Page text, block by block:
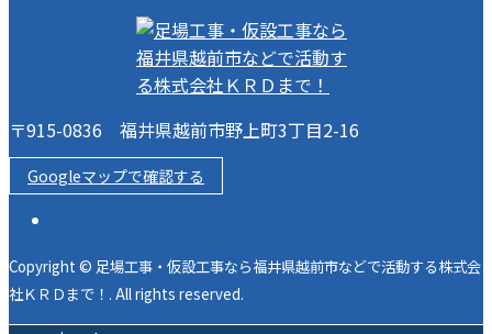
〒915-0836 福井県越前市野上町3丁目2-16
Googleマップで確認する
Copyright © 足場工事・仮設工事なら福井県越前市などで活動する株式会
社ＫＲＤまで！. All rights reserved.